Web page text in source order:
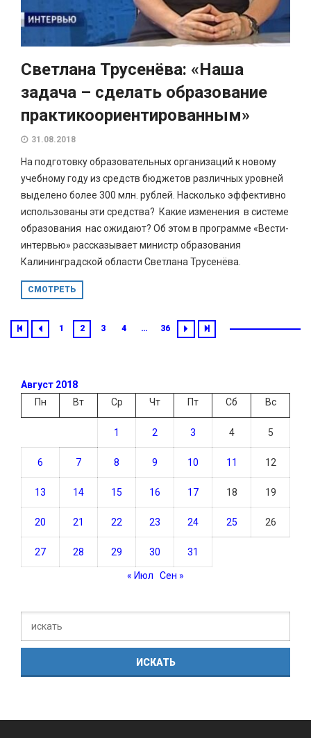
Светлана Трусенёва: «Наша
задача – сделать образование
практикоориентированным»
31.08.2018
На подготовку образовательных организаций к новому
учебному году из средств бюджетов различных уровней
выделено более 300 млн. рублей. Насколько эффективно
использованы эти средства? Какие изменения в системе
образования нас ожидают? Об этом в программе «Вести-
интервью» рассказывает министр образования
Калининградской области Светлана Трусенёва.
СМОТРЕТЬ
1 2 3 4 … 36
Август 2018
Пн
Вт Ср Чт Пт Сб Вс
1 2 3 4 5
6 7 8 9 10 11 12
13 14 15 16 17 18 19
20 21 22 23 24 25 26
27 28 29 30 31
« Июл Сен »